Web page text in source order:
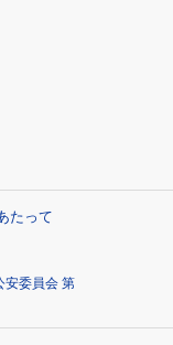
たって
安委員会 第